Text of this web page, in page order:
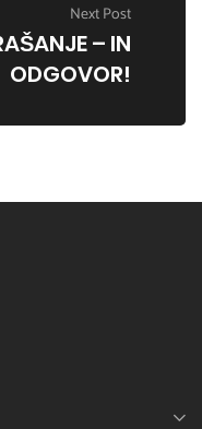
Next Post
– IN
ODGOVOR!